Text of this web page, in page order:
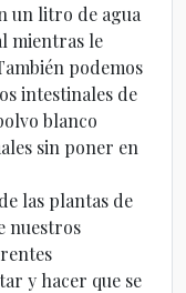
un litro de agua
mientras le
podemos
intestinales de
blanco
sin poner en
las plantas de
nuestros
y hacer que se